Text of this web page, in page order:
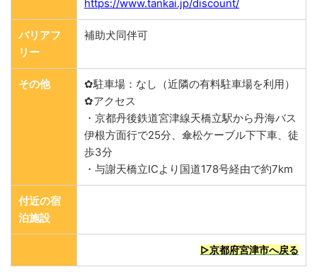
https://www.tankai.jp/discount/
バリアフ
リー
補助犬同伴可
その他
✿駐車場：なし（近隣の有料駐車場を利用）
✿アクセス
・京都丹後鉄道宮津線天橋立駅から丹海バス
伊根方面行で25分、傘松ケーブル下下車、徒
歩3分
・与謝天橋立ICより国道178号経由で約7km
付近の宿
泊施設
▷京都府宮津市へ戻る